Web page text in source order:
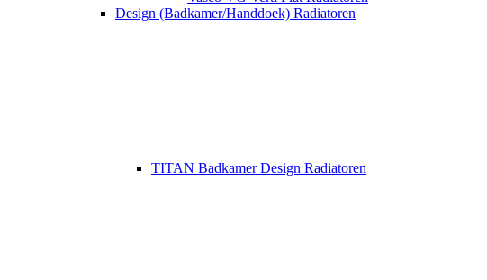
Design (Badkamer/Handdoek) Radiatoren
TITAN Badkamer Design Radiatoren